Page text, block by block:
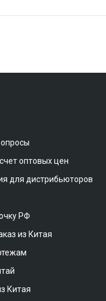
оптовых цен
для дистрибьюторов
РФ
из Китая
Китая